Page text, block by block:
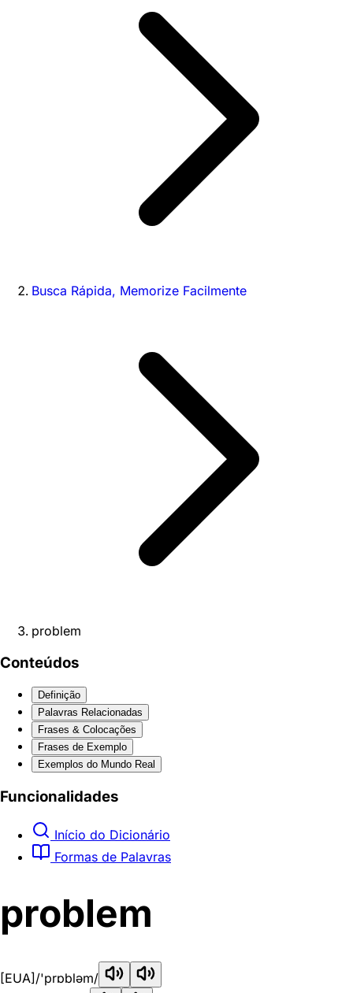
Busca Rápida, Memorize Facilmente
problem
Conteúdos
Definição
Palavras Relacionadas
Frases & Colocações
Frases de Exemplo
Exemplos do Mundo Real
Funcionalidades
Início do Dicionário
Formas de Palavras
problem
[EUA] /'prɒbləm/